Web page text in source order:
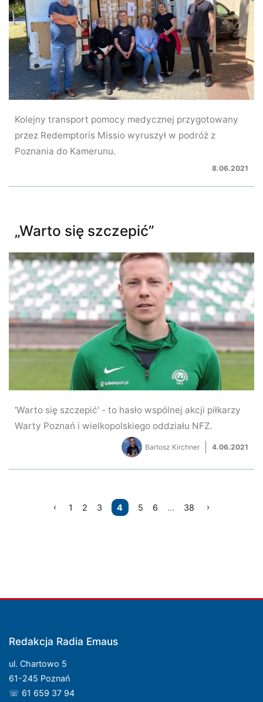
Kolejny transport pomocy medycznej przygotowany
przez Redemptoris Missio wyruszył w podróż z
Poznania do Kamerunu.
8.06.2021
„Warto się szczepić”
'Warto się szczepić' - to hasło wspólnej akcji piłkarzy
Warty Poznań i wielkopolskiego oddziału NFZ.
Bartosz Kirchner 4.06.2021
Nawigacja
1 2 3 4 5 6 … 38
Redakcja Radia Emaus
ul. Chartowo 5
61-245 Poznań
☏ 61 659 37 94